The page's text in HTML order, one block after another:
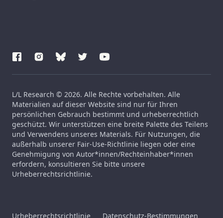
L/L Research © 2026. Alle Rechte vorbehalten. Alle
Materialien auf dieser Website sind nur für Ihren
persönlichen Gebrauch bestimmt und urheberrechtlich
geschützt. Wir unterstützen eine breite Palette des Teilens
und Verwendens unseres Materials. Für Nutzungen, die
außerhalb unserer Fair-Use-Richtlinie liegen oder eine
Genehmigung von Autor*innen/Rechteinhaber*innen
erfordern, konsultieren Sie bitte unsere
Urheberrechtsrichtlinie.
Urheberrechtsrichtlinie Datenschutz-Bestimmungen